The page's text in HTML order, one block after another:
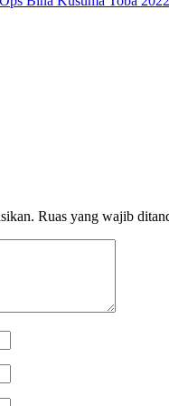
Ruas yang wajib